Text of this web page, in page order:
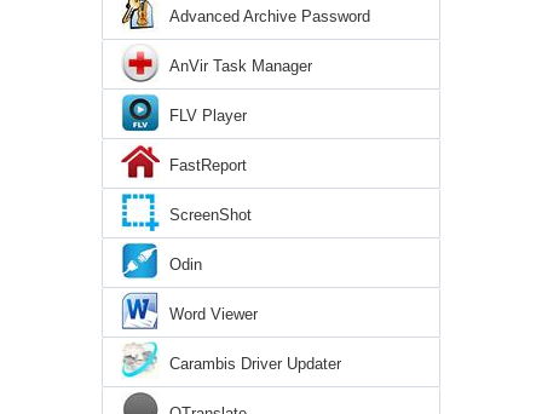
Advanced Archive Password
Recovery
AnVir Task Manager
FLV Player
FastReport
ScreenShot
Odin
Word Viewer
Carambis Driver Updater